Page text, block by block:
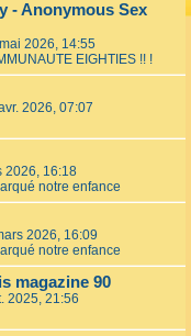
- Anonymous Sex
2026, 14:55
EIGHTIES !! !
2026, 07:07
2026, 16:18
notre enfance
2026, 16:09
notre enfance
magazine 90
2025, 21:56